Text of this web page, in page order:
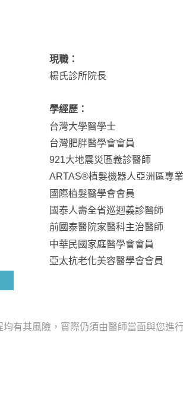
現職：
楊氏診所院長
學經歷：
台灣大學醫學士
台灣肥胖醫學會會員
921大地震災區義診醫師
ARTAS®植髮機器人亞洲區專
國際植髮醫學會會員
國泰人壽全省巡迴義診醫師
前國泰醫院家醫科主治醫師
中華民國家庭醫學會會員
亞太抗老化美容醫學會會員
有其風險，實際仍須由醫師當面與您進